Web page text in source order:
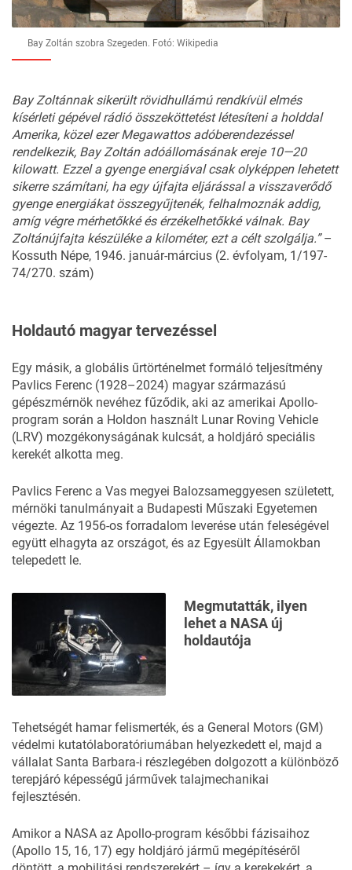
Bay Zoltán szobra Szegeden. Fotó: Wikipedia
BayZoltánnaksikerültrövidhullámú rendkívülelmés
kísérletigépévelrádió összeköttetéstlétesítenia holddal
Amerika, közelezerMegawattos adóberendezéssel
rendelkezik, BayZoltán adóállomásánakereje 10—20
kilowatt. Ezzela gyengeenergiávalcsakolyképpen lehetett
sikerreszámítani, ha egyújfajta eljárássala visszaverődő
gyengeenergiákatösszegyűjtenék, felhalmoznákaddig,
amíg végremérhetőkkéés érzékelhetőkké válnak. Bay
Zoltánújfajta készülékea kilométer, ezta céltszolgálja.”–
Kossuth Népe, 1946. január-március (2. évfolyam, 1/197-
74/270. szám)
Holdautó magyar tervezéssel
Egy másik, a globális űrtörténelmet formáló teljesítmény
Pavlics Ferenc (1928–2024) magyar származású
gépészmérnök nevéhez fűződik, aki az amerikai Apollo-
program során a Holdon használt Lunar Roving Vehicle
(LRV) mozgékonyságának kulcsát, a holdjáró speciális
kerekét alkotta meg.
Pavlics Ferenc a Vas megyei Balozsameggyesen született,
mérnöki tanulmányait a Budapesti Műszaki Egyetemen
végezte. Az 1956-os forradalom leverése után feleségével
együtt elhagyta az országot, és az Egyesült Államokban
telepedett le.
Megmutatták, ilyen
lehet a NASA új
holdautója
Tehetségét hamar felismerték, és a General Motors (GM)
védelmi kutatólaboratóriumában helyezkedett el, majd a
vállalat Santa Barbara-i részlegében dolgozott a különböző
terepjáró képességű járművek talajmechanikai
fejlesztésén.
Amikor a NASA az Apollo-program későbbi fázisaihoz
(Apollo 15, 16, 17) egy holdjáró jármű megépítéséről